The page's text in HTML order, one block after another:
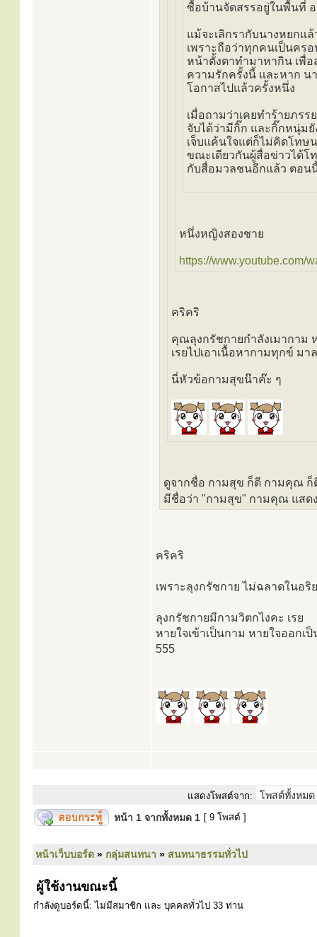
ซื้อบ้านจัดสรรอยู่ในพื้นที่
แม้จะเลิกรากับนางหยกแ
เพราะถือว่าทุกคนเป็นคร
หน้าตั้งตาทำมาหากิน เพื่อ
ความรักครั้งนี้ และหาก น
โอกาสไปแล้วครั้งหนึ่ง
เมื่อถามว่าเคยทำร้ายภร
จับได้ว่ามีกิ๊ก และกิ๊กหนุ่มยั
เจ็บแค้นใจแต่ก็ไม่คิดโทษ
ขณะเดียวกันผู้สื่อข่าวได้
กับสื่อมวลชนอีกแล้ว ตอน
หนึ่งหญิงสองชาย
https://www.youtube.com/
คริคริ
คุณลุงกรัชกายกำลังเมากาม
เรยไปเอาเนื้อหากามทุกข์ ม
นี่หัวข้อกามสุขน๊าค๊ะ ๆ
ดูจากชื่อ กามสุข ก็ดี กามคุณ ก็
มีชื่อว่า "กามสุข" กามคุณ แสด
คริคริ
เพราะลุงกรัชกาย ไม่ฉลาดในอริ
ลุงกรัชกายมีกามวิตกไงคะ เรย
หายใจเข้าเป็นกาม หายใจออก
555
แสดงโพสต์จาก:
หน้า 1 จากทั้งหมด 1 [ 9 โพสต์ ]
หน้าเว็บบอร์ด » กลุ่มสนทนา » สนทนาธรรมทั่วไป
ผู้ใช้งานขณะนี้
กำลังดูบอร์ดนี้: ไม่มีสมาชิก และ บุคคลทั่วไป 33 ท่าน